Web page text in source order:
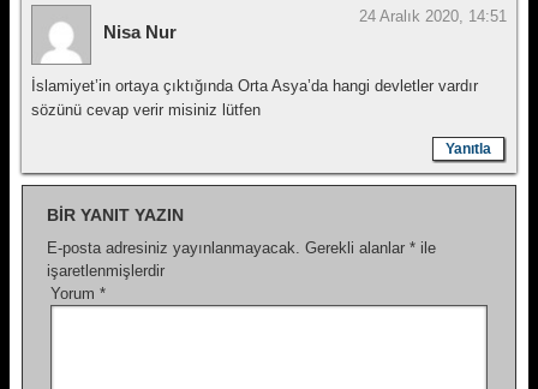
Nisa Nur
24 Aralık 2020, 14:51
İslamiyet’in ortaya çıktığında Orta Asya’da hangi devletler vardır
sözünü cevap verir misiniz lütfen
Yanıtla
BIR YANIT YAZIN
E-posta adresiniz yayınlanmayacak. Gerekli alanlar * ile
işaretlenmişlerdir
Yorum *